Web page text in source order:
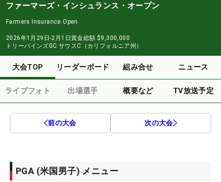
ファーマーズ・インシュランス・オープン
Farmers Insurance Open
2026年1月29日-2月1日賞金総額 $9,300,000
トリーパインズGC サウスC（カリフォルニア州）
大会TOP リーダーボード 組み合せ ニュース
ライブフォト 出場選手 概要など TV放送予定
前の大会 次の大会
PGA (米国男子) メニュー